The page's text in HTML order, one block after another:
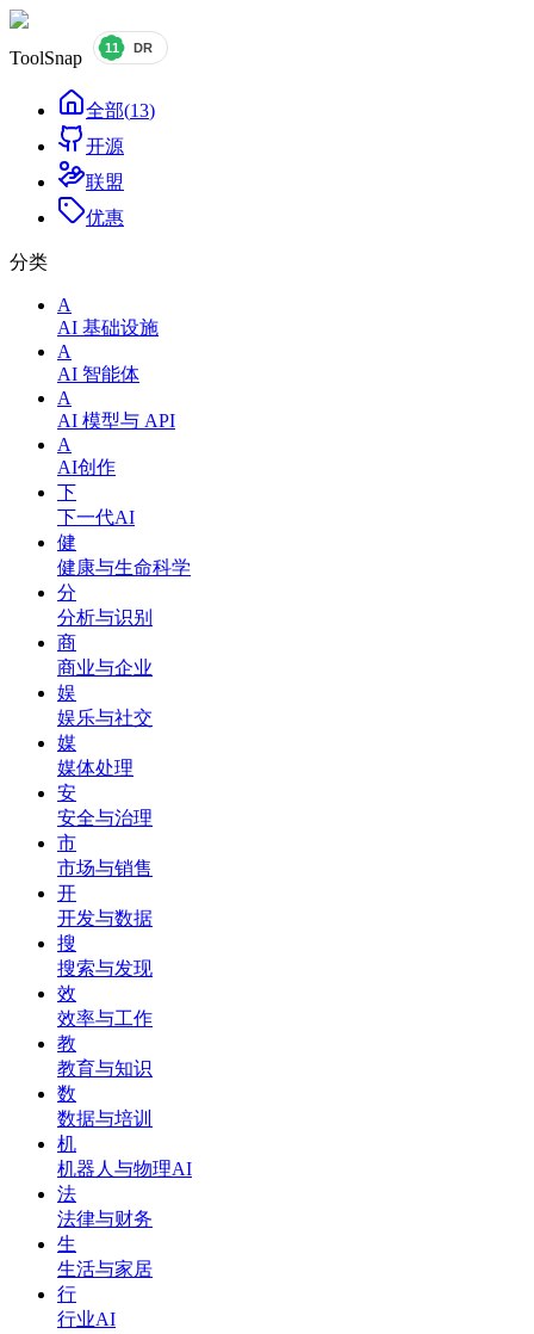
ToolSnap
全部(13)
开源
联盟
优惠
分类
A
AI 基础设施
A
AI 智能体
A
AI 模型与 API
A
AI创作
下
下一代AI
健
健康与生命科学
分
分析与识别
商
商业与企业
娱
娱乐与社交
媒
媒体处理
安
安全与治理
市
市场与销售
开
开发与数据
搜
搜索与发现
效
效率与工作
教
教育与知识
数
数据与培训
机
机器人与物理AI
法
法律与财务
生
生活与家居
行
行业AI